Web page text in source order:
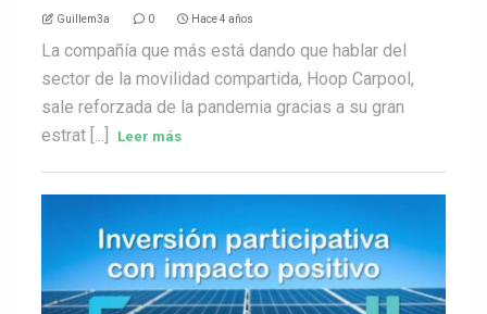
Guillem3a 0 Hace 4 años
La compañía que más está dando que hablar del
sector de la movilidad compartida, Hoop Carpool,
sale reforzada de la pandemia gracias a su gran
estrat [...]
Leer más